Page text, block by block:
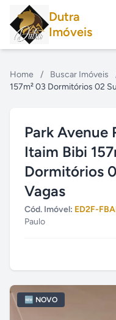
Dutra
Imóveis
Home / Buscar Imóveis
157m² 03 Dormitórios 02
Park Avenue
Itaim Bibi
Dormitórios
Vagas
Cód. Imóvel: ED2F-
Paulo
🆕 NOVO